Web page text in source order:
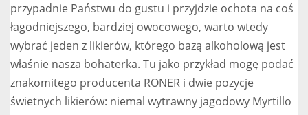
przypadnie Państwu do gustu i przyjdzie ochota na coś
łagodniejszego, bardziej owocowego, warto wtedy
wybrać jeden z likierów, którego bazą alkoholową jest
właśnie nasza bohaterka. Tu jako przykład mogę podać
znakomitego producenta RONER i dwie pozycje
świetnych likierów: niemal wytrawny jagodowy Myrtillo